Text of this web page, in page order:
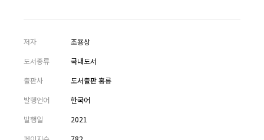
저자
조용상
도서종류
국내도서
출판사
도서출판 홍릉
발행언어
한국어
발행일
2021